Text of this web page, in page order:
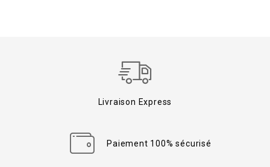
Livraison Express
Paiement 100% sécurisé